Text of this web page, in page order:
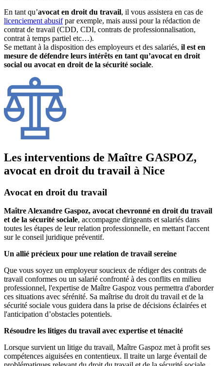
En tant qu’avocat en droit du travail, il vous assistera en cas de
licenciement abusifpar exemple, mais aussi pour la rédaction de
contrat de travail (CDD, CDI, contrats de professionnalisation,
contrat à temps partiel etc…).
Se mettant à la disposition des employeurs et des salariés, il est en
mesure de défendre leurs intérêts en tant qu’avocat en droit
social ou avocat en droit de la sécurité sociale.
Les interventions de Maître GASPOZ,
avocat en droit du travail à Nice
Avocat en droit du travail
Maître Alexandre Gaspoz, avocat chevronné en droit du travail
et de la sécurité sociale, accompagne dirigeants et salariés dans
toutes les étapes de leur relation professionnelle, en mettant l'accent
sur le conseil juridique préventif.
Un allié précieux pour une relation de travail sereine
Que vous soyez un employeur soucieux de rédiger des contrats de
travail conformes ou un salarié confronté à des conflits en milieu
professionnel, l'expertise de Maître Gaspoz vous permettra d'aborder
ces situations avec sérénité. Sa maîtrise du droit du travail et de la
sécurité sociale vous guidera dans la prise de décisions éclairées et
l'anticipation d’obstacles potentiels.
Résoudre les litiges du travail avec expertise et ténacité
Lorsque survient un litige du travail, Maître Gaspoz met à profit ses
compétences aiguisées en contentieux. Il traite un large éventail de